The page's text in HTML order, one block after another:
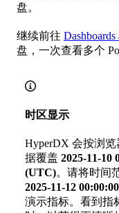
盘。
继续前往
盘，一次查看多个
时区显示
HyperDX 会按浏
据覆盖 2025-11-10
(UTC)。请将时间
2025-11-12 00:00:00
演示指标。看到指